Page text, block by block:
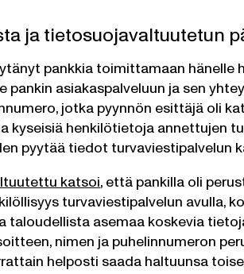
ja tietosuojavaltuutetun
pankkia toimittamaan
pankin asiakaspalveluun ja sen
jotka pyynnön esittäjä oli
kyseisiä henkilötietoja annettujen
pyytää tiedot turvaviestipalvelun
katsoi, että pankilla oli
turvaviestipalvelun avulla,
taloudellista asemaa koskevia
nimen ja puhelinnumeron
helposti saada haltuunsa